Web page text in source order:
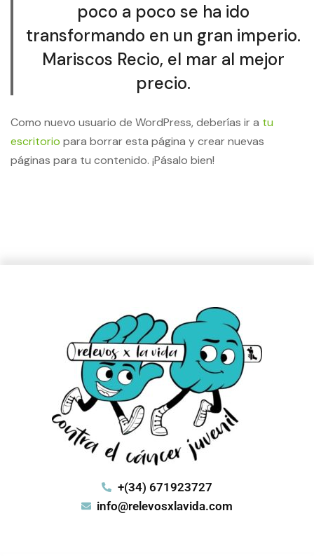
poco a poco se ha ido
transformando en un gran imperio.
Mariscos Recio, el mar al mejor
precio.
Como nuevo usuario de WordPress, deberías ir a tu
escritorio para borrar esta página y crear nuevas
páginas para tu contenido. ¡Pásalo bien!
+(34) 671923727
info@relevosxlavida.com